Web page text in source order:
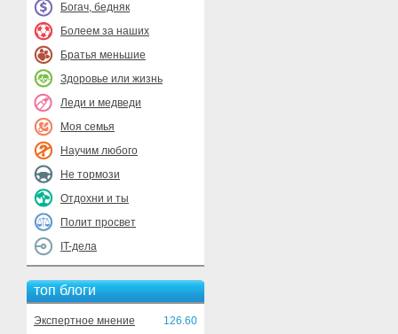
Богач, бедняк
Болеем за наших
Братья меньшие
Здоровье или жизнь
Леди и медведи
Моя семья
Научим любого
Не тормози
Отдохни и ты
Полит просвет
IT-дела
топ блоги
Экспертное мнение
126.60